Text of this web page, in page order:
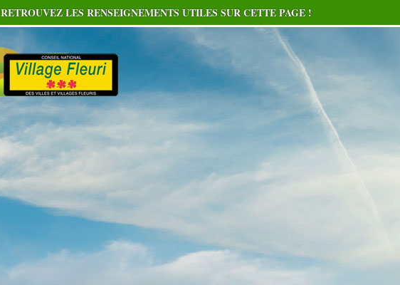
RETROUVEZ LES RENSEIGNEMENTS UTILES SUR CETTE PAGE !